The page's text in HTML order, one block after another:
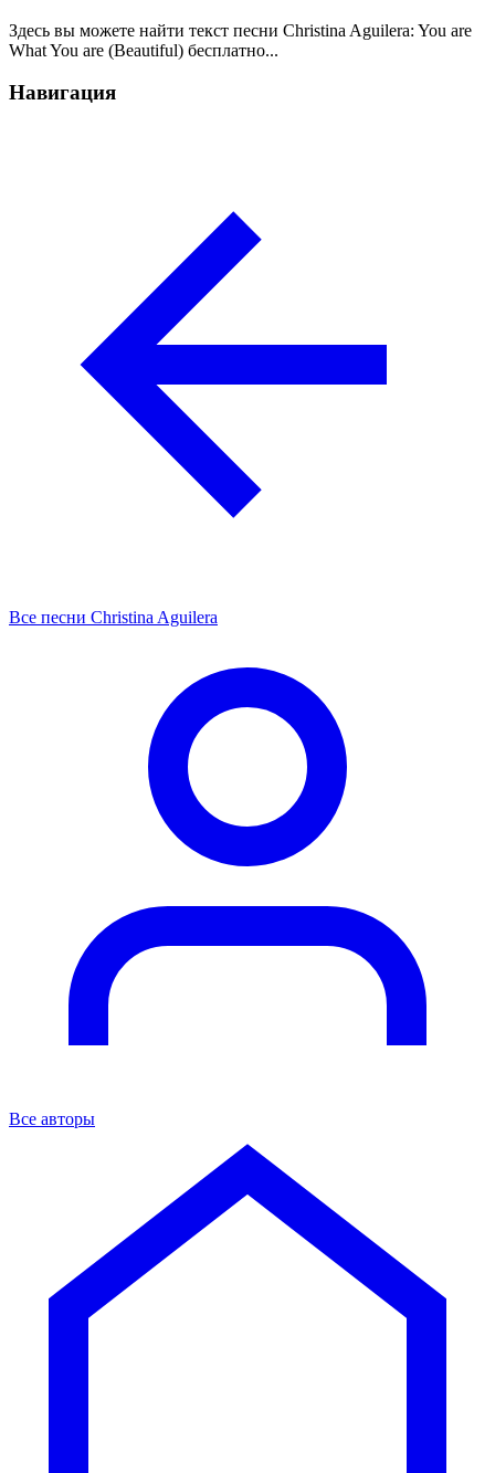
Здесь вы можете найти текст песни Christina Aguilera: You are
What You are (Beautiful) бесплатно...
Навигация
Все песни Christina Aguilera
Все авторы